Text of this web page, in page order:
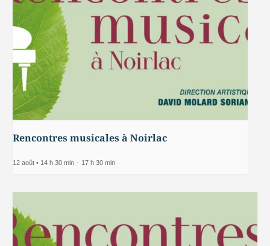
Rencontres musicales à Noirlac
12 août • 14 h 30 min - 17 h 30 min